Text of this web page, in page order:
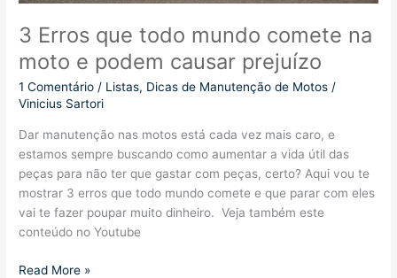
3 Erros que todo mundo comete na
moto e podem causar prejuízo
1 Comentário / Listas, Dicas de Manutenção de Motos /
Vinicius Sartori
Dar manutenção nas motos está cada vez mais caro, e
estamos sempre buscando como aumentar a vida útil das
peças para não ter que gastar com peças, certo? Aqui vou te
mostrar 3 erros que todo mundo comete e que parar com eles
vai te fazer poupar muito dinheiro. Veja também este
conteúdo no Youtube
3
Read More »